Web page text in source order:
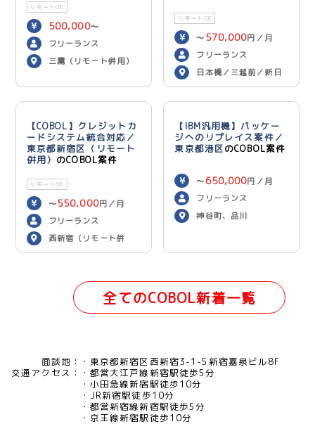
リモートOK
500,000〜
600,000 円／月
フリーランス
三鷹（リモート併用）
リモートOK
〜 570,000円／月
フリーランス
日本橋／三越前／新日
本橋（リモート併用）
【COBOL】クレジットカ
ードシステム統合対応／
東京都新宿区（リモート
併用） のCOBOL案件
リモートOK
〜 550,000円／月
フリーランス
西新宿（リモート併
用）
【IBM汎用機】パッケー
ジへのリプレイス案件／
東京都港区のCOBOL案件
〜 650,000円／月
フリーランス
神谷町、品川
全てのCOBOL新着一覧
面談地：
東京都新宿区西新宿3-1-5新宿嘉泉ビル8F
交通アクセス：
都営大江戸線新宿駅徒歩5分
小田急線新宿駅徒歩10分
JR新宿駅徒歩10分
都営新宿線新宿駅徒歩5分
京王線新宿駅徒歩10分